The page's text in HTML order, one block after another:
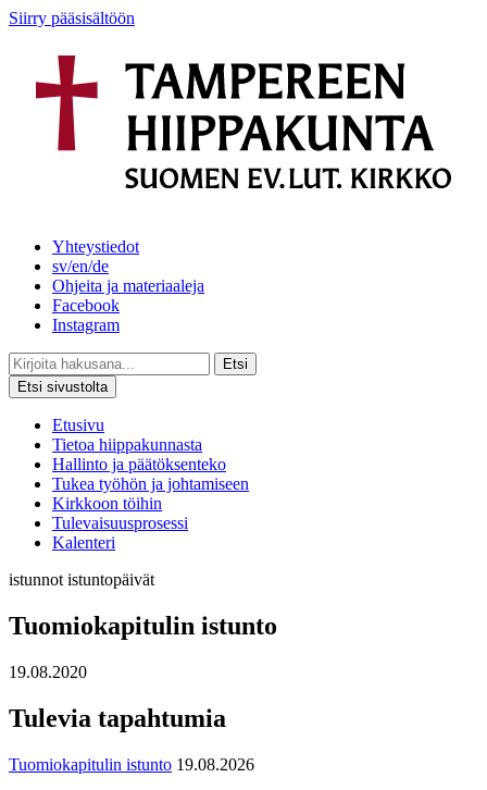
Siirry pääsisältöön
Yhteystiedot
sv/en/de
Ohjeita ja materiaaleja
Facebook
Instagram
Etsi
Etsi sivustolta
Etusivu
Tietoa hiippakunnasta
Hallinto ja päätöksenteko
Tukea työhön ja johtamiseen
Kirkkoon töihin
Tulevaisuusprosessi
Kalenteri
istunnot istuntopäivät
Tuomiokapitulin istunto
19.08.2020
Tulevia tapahtumia
Tuomiokapitulin istunto 19.08.2026